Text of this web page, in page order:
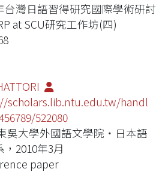
台灣日語習得研究國際學術研討
at SCU研究工作坊(四)
scholars.lib.ntu.edu.tw/handl
522080
吳大學外國語文學院・日本語
，2010年3月
paper